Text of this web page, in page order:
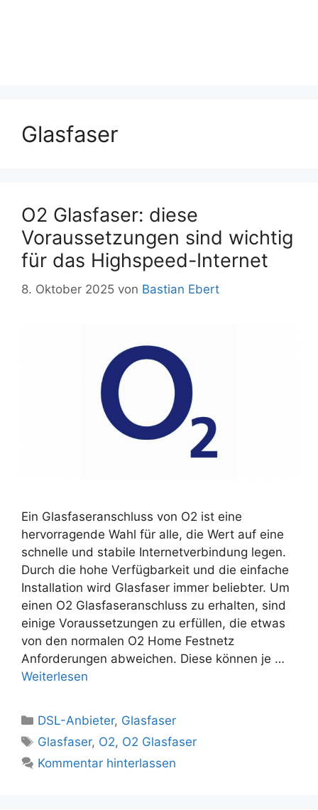
Glasfaser
O2 Glasfaser: diese
Voraussetzungen sind wichtig
für das Highspeed-Internet
8. Oktober 2025 von Bastian Ebert
Ein Glasfaseranschluss von O2 ist eine
hervorragende Wahl für alle, die Wert auf eine
schnelle und stabile Internetverbindung legen.
Durch die hohe Verfügbarkeit und die einfache
Installation wird Glasfaser immer beliebter. Um
einen O2 Glasfaseranschluss zu erhalten, sind
einige Voraussetzungen zu erfüllen, die etwas
von den normalen O2 Home Festnetz
Anforderungen abweichen. Diese können je …
Weiterlesen
Kategorien
DSL-Anbieter, Glasfaser
Schlagwörter
Glasfaser, O2, O2 Glasfaser
Kommentar hinterlassen